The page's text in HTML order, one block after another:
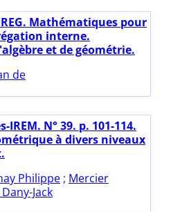
Mathématiques pour
interne.
et de géométrie.
de
IREM. N° 39. p. 101-114.
à divers niveaux
Philippe ; Mercier
Jack